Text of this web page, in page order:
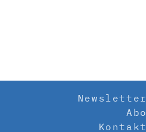
Newsletter
Abo
Kontakt